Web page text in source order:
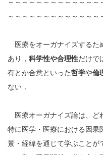
～～～～～～～～～～～～～
～～～～～～～～～～～～～
医療をオーガナイズするた
あり， 科学性や合理性だけで
有とか合意といった哲学や倫
ない．
医療オーガナイズ論は、ど
特に医学・医療における因果
景・経緯を通じて学ぶことが